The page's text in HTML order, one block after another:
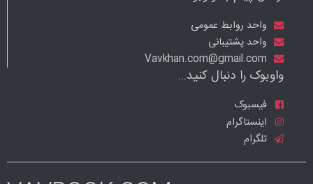
واحد روابط عمومی
واحد پشتیبانی
واوبوک را دنبال کنید...
فیسبوک
اینستاگرام
تلگرام